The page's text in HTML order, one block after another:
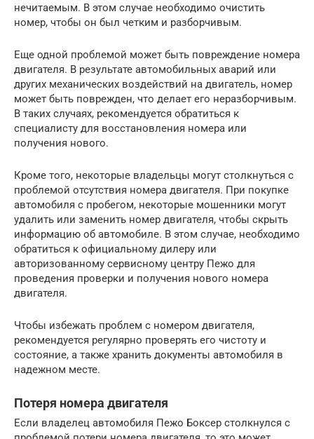
нечитаемым. В этом случае необходимо очистить
номер, чтобы он был четким и разборчивым.
Еще одной проблемой может быть повреждение номера
двигателя. В результате автомобильных аварий или
других механических воздействий на двигатель, номер
может быть поврежден, что делает его неразборчивым.
В таких случаях, рекомендуется обратиться к
специалисту для восстановления номера или
получения нового.
Кроме того, некоторые владельцы могут столкнуться с
проблемой отсутствия номера двигателя. При покупке
автомобиля с пробегом, некоторые мошенники могут
удалить или заменить номер двигателя, чтобы скрыть
информацию об автомобиле. В этом случае, необходимо
обратиться к официальному дилеру или
авторизованному сервисному центру Пежо для
проведения проверки и получения нового номера
двигателя.
Чтобы избежать проблем с номером двигателя,
рекомендуется регулярно проверять его чистоту и
состояние, а также хранить документы автомобиля в
надежном месте.
Потеря номера двигателя
Если владелец автомобиля Пежо Боксер столкнулся с